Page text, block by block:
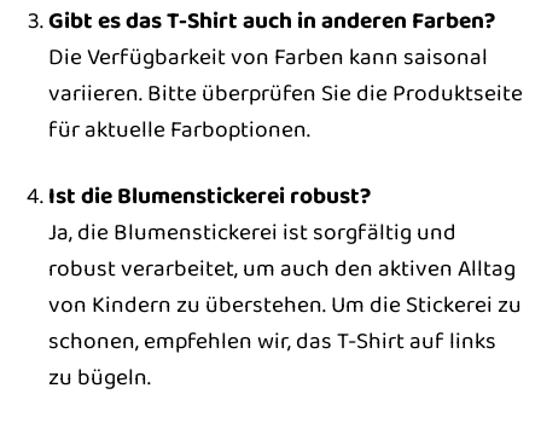
Gibt es das T-Shirt auch in anderen Farben?
Die Verfügbarkeit von Farben kann saisonal
variieren. Bitte überprüfen Sie die Produktseite
für aktuelle Farboptionen.
Ist die Blumenstickerei robust?
Ja, die Blumenstickerei ist sorgfältig und
robust verarbeitet, um auch den aktiven Alltag
von Kindern zu überstehen. Um die Stickerei zu
schonen, empfehlen wir, das T-Shirt auf links
zu bügeln.